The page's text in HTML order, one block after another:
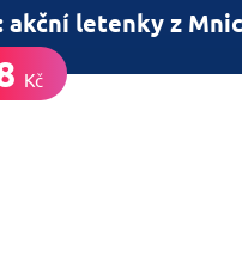
akční letenky z
Kč